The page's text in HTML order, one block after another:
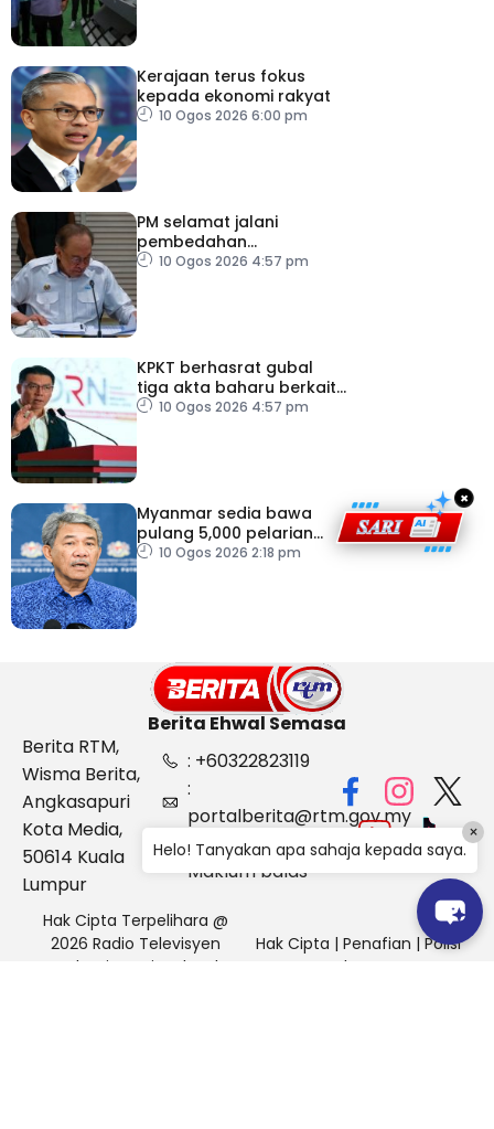
Kerajaan terus fokus
kepada ekonomi rakyat
10 Ogos 2026 6:00 pm
PM selamat jalani
pembedahan
laparoskopi rawat hernia
10 Ogos 2026 4:57 pm
KPKT berhasrat gubal
tiga akta baharu berkait
perumahan
10 Ogos 2026 4:57 pm
Myanmar sedia bawa
pulang 5,000 pelarian
guna kapal
10 Ogos 2026 2:18 pm
×
Berita Ehwal Semasa
Berita RTM,
Wisma Berita,
Angkasapuri
Kota Media,
50614 Kuala
Lumpur
: +60322823119
:
portalberita@rtm.gov.my
: Aduan &
Maklum balas
Hak Cipta Terpelihara @
2026 Radio Televisyen
Malaysia, Berita Ehwal
Hak Cipta | Penafian | Polisi
Keselamatan
Helo! Tanyakan apa sahaja kepada saya.
×